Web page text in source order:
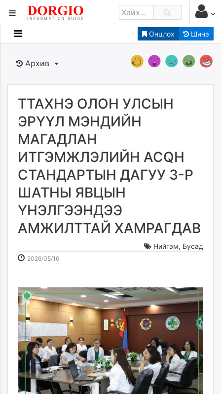
Онцлох Шинэ
Мэдээллийн
Банк санхүү
Бизнес ААН
Төрийн
dorgio.mn
Gogo.mn
news.mn
zindaa.mn
Baabar.mn
tovch.mn
ikon.mn
Livetv.mn
shuud.mn
eagle.mn
ergelt.mn
zarig.mn
today.mn
zuv.mn
mminfo.mn
ugluu.mn
urlag.mn
Архив
ТТАХНЭ ОЛОН УЛСЫН
ЭРҮҮЛ МЭНДИЙН
МАГАДЛАН
ИТГЭМЖЛЭЛИЙН ACQH
СТАНДАРТЫН ДАГУУ 3-Р
ШАТНЫ ЯВЦЫН
ҮНЭЛГЭЭНДЭЭ
АМЖИЛТТАЙ ХАМРАГДАВ
Нийгэм, Бусад
2026/05/162026-
15:15:50
2026-
15:50:03